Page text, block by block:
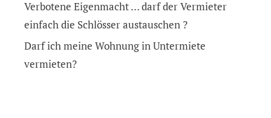
Verbotene Eigenmacht … darf der Vermieter
einfach die Schlösser austauschen ?
Darf ich meine Wohnung in Untermiete
vermieten?